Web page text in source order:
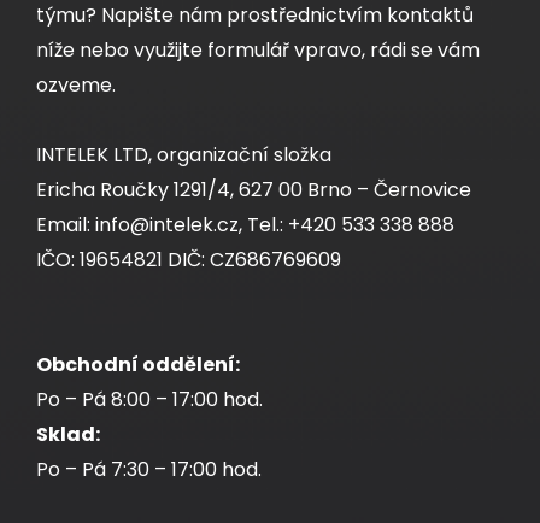
týmu? Napište nám prostřednictvím kontaktů
níže nebo využijte formulář vpravo, rádi se vám
ozveme.
INTELEK LTD, organizační složka
Ericha Roučky 1291/4, 627 00 Brno – Černovice
Email: info@intelek.cz, Tel.: +420 533 338 888
IČO: 19654821 DIČ: CZ686769609
Obchodní oddělení:
Po – Pá 8:00 – 17:00 hod.
Sklad:
Po – Pá 7:30 – 17:00 hod.